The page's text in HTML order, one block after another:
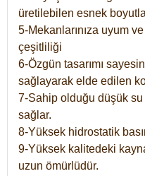
üretilebilen esnek
5-Mekanlarınıza uyum
çeşitliliği
6-Özgün tasarımı
sağlayarak elde edilen
7-Sahip olduğu düşük
sağlar.
8-Yüksek hidrostatik
9-Yüksek kalitedeki
uzun ömürlüdür.